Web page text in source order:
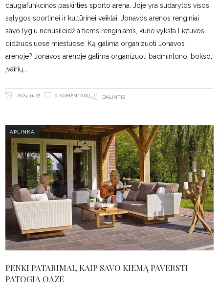
daugiafunkcinės paskirties sporto arena. Joje yra sudarytos visos
sąlygos sportinei ir kultūrinei veiklai. Jonavos arenos renginiai
savo lygiu nenusileidžia tiems renginiams, kurie vyksta Lietuvos
didžiuosiuose miestuose. Ką galima organizuoti Jonavos
arenoje? Jonavos arenoje galima organizuoti badmintono, bokso,
įvairių
2023-11-27 0 KOMENTARŲ DALINTIS
APLINKA
PENKI PATARIMAI, KAIP SAVO KIEMĄ PAVERSTI
PATOGIA OAZE